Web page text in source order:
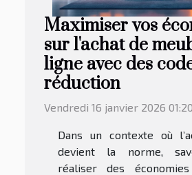
Maximiser vos
sur l'achat de
ligne avec des
réduction
Vendredi 16 janvier 2026 01:20
Dans un contexte où
devient la norme,
réaliser des